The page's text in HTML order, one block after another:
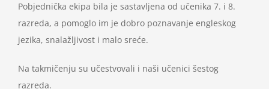
Pobjednička ekipa bila je sastavljena od učenika 7. i 8.
razreda, a pomoglo im je dobro poznavanje engleskog
jezika, snalažljivost i malo sreće.
Na takmičenju su učestvovali i naši učenici šestog
razreda.